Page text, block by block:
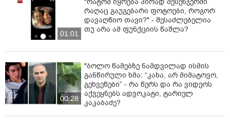
მიკადრებია და არასდროს გამიკეთებია
განმარტებები, ინფორმაცია არ მიმიწოდებია
საზოგადოებისთვის, გიორგი ქოჩორაშვილი რომ დღეს
ეროვნული ნაკრების წევრია, ჩემი პატარა
რა, როგორ და რანაირად, არ გავშლი თემას,
გულწრფელად მინდა მას წარმატება ვუსურვო. ბიჭებს
წინ აქვთ უმნიშვნელოვანესი თამაშები ევროპის
ჩემპიონატზე, მთელი საქართველო გულშემატკივრობს
მათ - ყველა, „ქართული ოცნება“, სხვა პარტიის
წარმომადგენლები, ყველა. ამ რადიკალებს სიბინძურე
01:01
რაღაც გაუგებარი ფოტოები, როგორ
დავაღწიო თავი?" - შესაძლებელია
თუ არა ამ ფუნქციის წაშლა?
00:28
"ბოლო წამებზე ნამდვილად ისმის
განწირული ხმა: “კახა, არ მიმატოვო,
გეხვეწები” - რა წერს და რა ვიდეოს
აქვეყნებს ადვოკატი, ტარიელ
კაკაბაძე?